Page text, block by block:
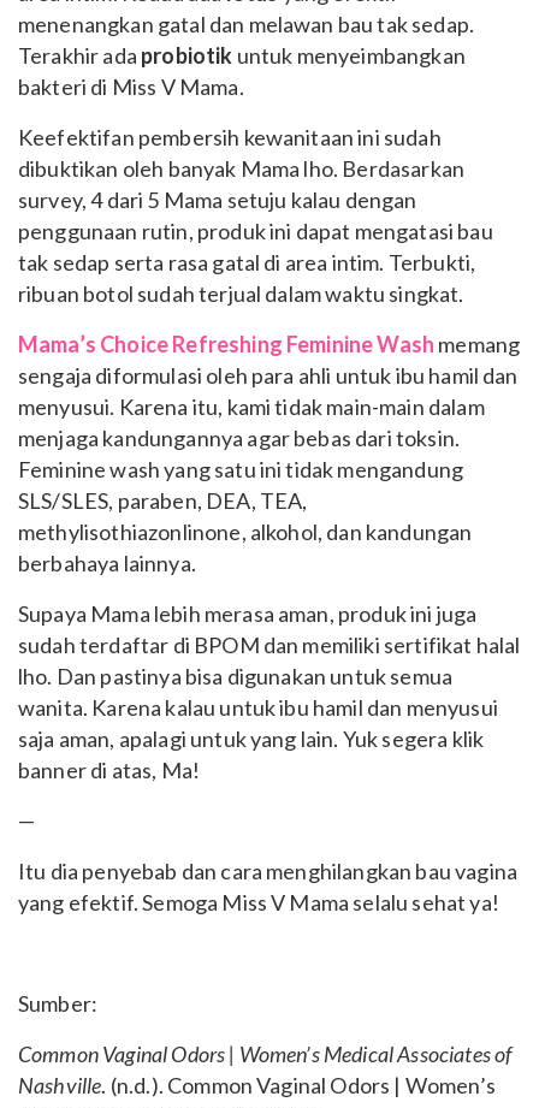
menenangkan gatal dan melawan bau tak sedap.
Terakhir ada probiotik untuk menyeimbangkan
bakteri di Miss V Mama.
Keefektifan pembersih kewanitaan ini sudah
dibuktikan oleh banyak Mama lho. Berdasarkan
survey, 4 dari 5 Mama setuju kalau dengan
penggunaan rutin, produk ini dapat mengatasi bau
tak sedap serta rasa gatal di area intim. Terbukti,
ribuan botol sudah terjual dalam waktu singkat.
Mama’s Choice Refreshing Feminine Wash memang
sengaja diformulasi oleh para ahli untuk ibu hamil dan
menyusui. Karena itu, kami tidak main-main dalam
menjaga kandungannya agar bebas dari toksin.
Feminine wash yang satu ini tidak mengandung
SLS/SLES, paraben, DEA, TEA,
methylisothiazonlinone, alkohol, dan kandungan
berbahaya lainnya.
Supaya Mama lebih merasa aman, produk ini juga
sudah terdaftar di BPOM dan memiliki sertifikat halal
lho. Dan pastinya bisa digunakan untuk semua
wanita. Karena kalau untuk ibu hamil dan menyusui
saja aman, apalagi untuk yang lain. Yuk segera klik
banner di atas, Ma!
—
Itu dia penyebab dan cara menghilangkan bau vagina
yang efektif. Semoga Miss V Mama selalu sehat ya!
Sumber:
Common Vaginal Odors | Women’s Medical Associates of
Nashville. (n.d.). Common Vaginal Odors | Women’s